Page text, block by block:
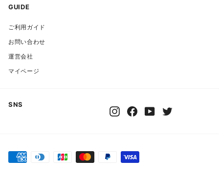
ド
ス
GUIDE
ご利用ガイド
お問い合わせ
運営会社
マイページ
SNS
InstagramFacebookYouTube